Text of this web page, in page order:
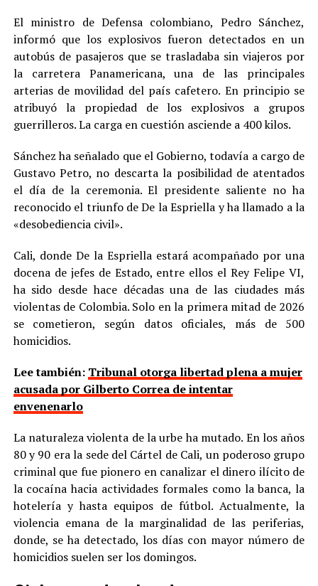
El ministro de Defensa colombiano, Pedro Sánchez,
informó que los explosivos fueron detectados en un
autobús de pasajeros que se trasladaba sin viajeros por
la carretera Panamericana, una de las principales
arterias de movilidad del país cafetero. En principio se
atribuyó la propiedad de los explosivos a grupos
guerrilleros. La carga en cuestión asciende a 400 kilos.
Sánchez ha señalado que el Gobierno, todavía a cargo de
Gustavo Petro, no descarta la posibilidad de atentados
el día de la ceremonia. El presidente saliente no ha
reconocido el triunfo de De la Espriella y ha llamado a la
«desobediencia civil».
Cali, donde De la Espriella estará acompañado por una
docena de jefes de Estado, entre ellos el Rey Felipe VI,
ha sido desde hace décadas una de las ciudades más
violentas de Colombia. Solo en la primera mitad de 2026
se cometieron, según datos oficiales, más de 500
homicidios.
Lee también: Tribunal otorga libertad plena a mujer
acusada por Gilberto Correa de intentar
envenenarlo
La naturaleza violenta de la urbe ha mutado. En los años
80 y 90 era la sede del Cártel de Cali, un poderoso grupo
criminal que fue pionero en canalizar el dinero ilícito de
la cocaína hacia actividades formales como la banca, la
hotelería y hasta equipos de fútbol. Actualmente, la
violencia emana de la marginalidad de las periferias,
donde, se ha detectado, los días con mayor número de
homicidios suelen ser los domingos.